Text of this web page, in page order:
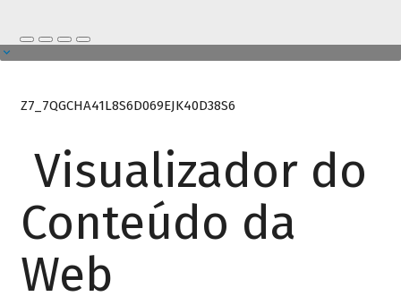
Z7_7QGCHA41L8S6D069EJK40D38S6
Visualizador do
Conteúdo da
Web